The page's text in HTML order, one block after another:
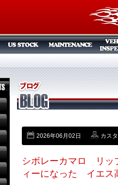
2026年06月02日 カス
シボレーカマロ リッ
ィーになった イエス